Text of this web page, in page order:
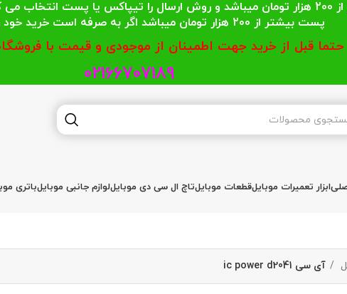
ابزار تعمیرات موبایلقطعات موبایلتاچ ال سی دی موبایللوازم جانبی موبایلباتری
آی سی ic power d2041
مشتریان محترمی که جمع خریدشان کمتر از 200 هزار تومان میباشد و روش ارسال را
پست بیشتر از 200 هزار تومان میباشد اگر به صرفه است خرید خود را انجام دهند.
حتما قبل از خرید جهت اطمینان از موجودی و قیمت با
02166707189